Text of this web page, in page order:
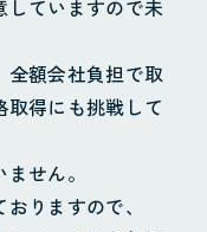
していますので未
全額会社負担で取
得にも挑戦して
せん。
りますので、